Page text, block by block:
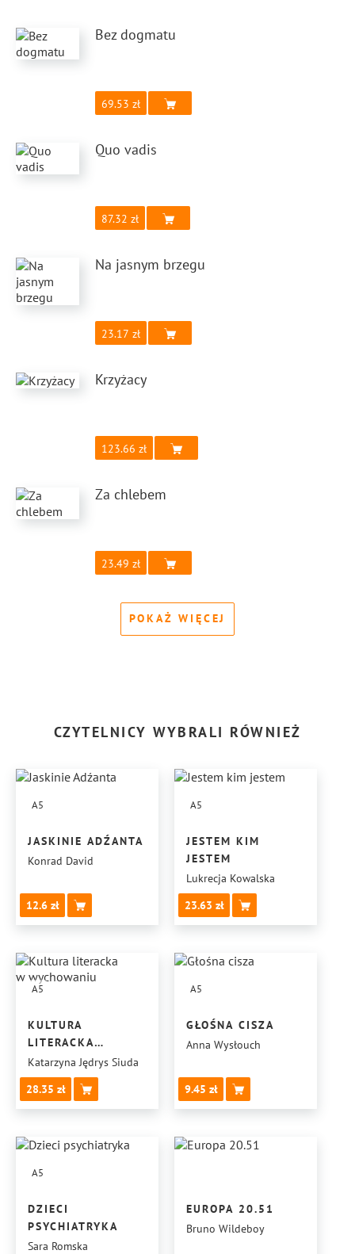
Bez dogmatu
69.53
Quo vadis
87.32
Na jasnym brzegu
23.17
Krzyżacy
123.66
Za chlebem
23.49
POKAŻ WIĘCEJ
CZYTELNICY WYBRALI RÓWNIEŻ
A5
JASKINIE ADŹANTA
Konrad David
12.6
A5
JESTEM KIM
JESTEM
Lukrecja Kowalska
23.63
A5
KULTURA
LITERACKA
W WYCHOWANIU
Katarzyna Jędrys Siuda
28.35
A5
GŁOŚNA CISZA
Anna Wysłouch
9.45
A5
DZIECI
PSYCHIATRYKA
Sara Romska
EUROPA 20.51
Bruno Wildeboy